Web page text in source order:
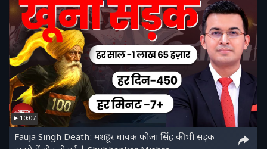
10:07
Fauja Singh Death: मशहूर धावक फौजा सिंह की भी सड़क